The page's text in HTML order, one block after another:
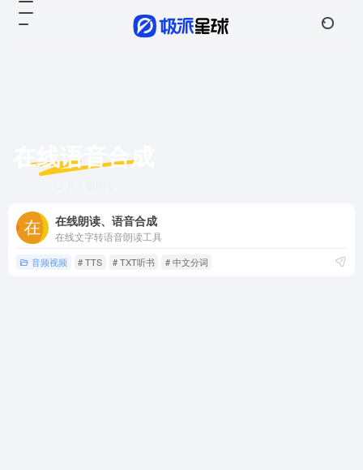
在线语音合成
在线朗读、语音合成
在线文字转语音朗读工具
音频视频 # TTS # TXT听书 # 中文分词